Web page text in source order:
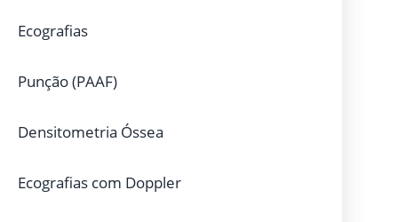
Ecografias
Punção (PAAF)
Densitometria Óssea
Ecografias com Doppler